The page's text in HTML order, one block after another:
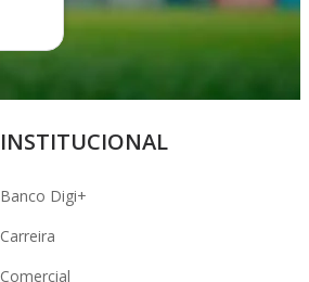
INSTITUCIONAL
Banco Digi+
Carreira
Comercial